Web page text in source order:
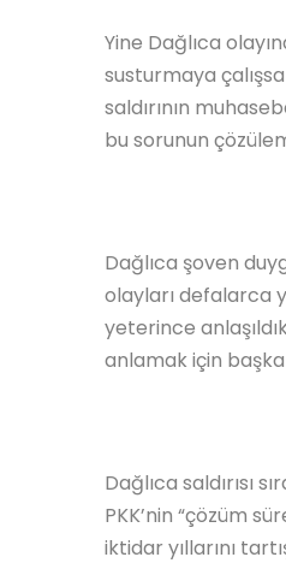
Yine Dağlıca
susturmaya
saldırının
bu sorunun
Dağlıca şoven
olayları defalarca
yeterince
anlamak için
Dağlıca saldırısı
PKK’nin “çözüm
iktidar yıllarını